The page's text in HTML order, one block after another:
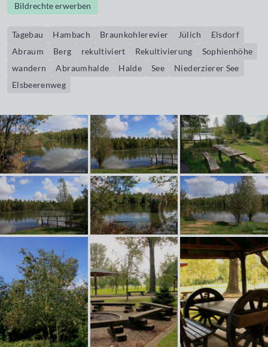
Bildrechte erwerben
Tagebau Hambach Braunkohlerevier Jülich
Elsdorf
Abraum
Berg rekultiviert Rekultivierung
Sophienhöhe
wandern
Abraumhalde Halde See
Niederzierer See
Elsbeerenweg